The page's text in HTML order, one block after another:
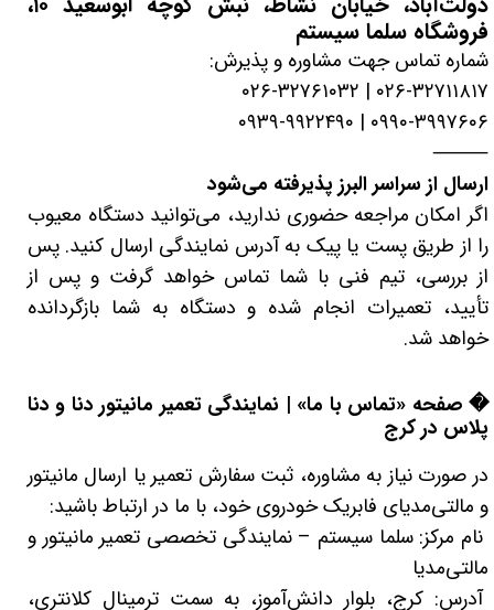
فروشگاه سلما سیستم
شماره تماس جهت مشاوره و پذیرش:
۰۲۶-۳۲۷۱۱۸۱۷ | ۰۲۶-۳۲۷۶۱۰۳۲
۰۹۹۰-۳۹۹۷۶۰۶ | ۰۹۳۹-۹۹۲۲۴۹۰
⸻
ارسال از سراسر البرز پذیرفته می‌شود
اگر امکان مراجعه حضوری ندارید، می‌توانید دستگاه معیوب
را از طریق پست یا پیک به آدرس نمایندگی ارسال کنید. پس
از بررسی، تیم فنی با شما تماس خواهد گرفت و پس از
تأیید، تعمیرات انجام شده و دستگاه به شما بازگردانده
خواهد شد.
� صفحه «تماس با ما» | نمایندگی تعمیر مانیتور دنا و دنا
پلاس در کرج
در صورت نیاز به مشاوره، ثبت سفارش تعمیر یا ارسال مانیتور
و مالتی‌مدیای فابریک خودروی خود، با ما در ارتباط باشید:
نام مرکز: سلما سیستم – نمایندگی تخصصی تعمیر مانیتور و
مالتی‌مدیا
آدرس: کرج، بلوار دانش‌آموز، به سمت ترمینال کلانتری،